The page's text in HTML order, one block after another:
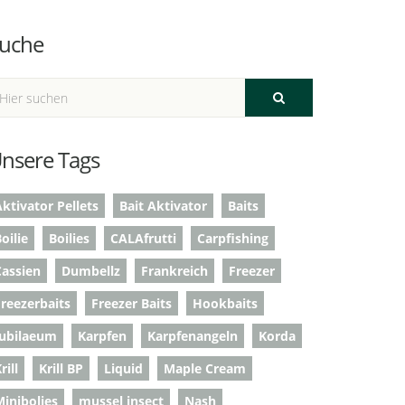
Tags
Pellets Bait Aktivator
Baits
Boilies CALAfrutti
Carpfishing
Dumbellz Frankreich
Freezer
Freezer Baits
Hookbaits
Karpfen Karpfenangeln
Korda
Krill BP Liquid
Maple Cream
mussel insect
Nash